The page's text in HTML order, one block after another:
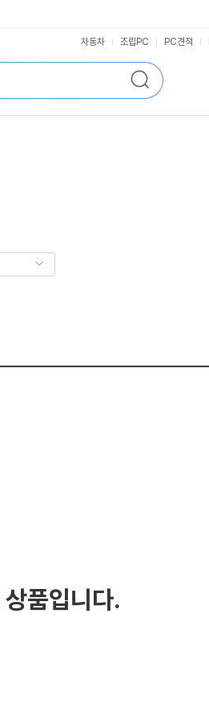
검
색
자동차 조립PC PC견적
상품입니다.